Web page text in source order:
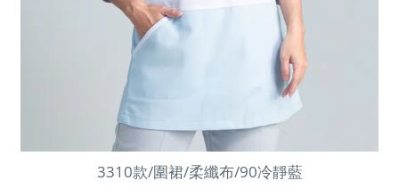
3310款/圍裙/柔纖布/90冷靜藍